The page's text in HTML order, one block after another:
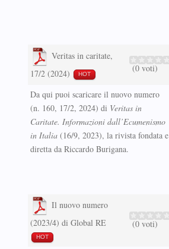
Veritas in caritate,
17/2 (2024)
HOT
(0 voti)
Da qui puoi scaricare il nuovo numero
(n. 160, 17/2, 2024) di Veritas in
Caritate. Informazioni dall’Ecumenismo
in Italia(16/9, 2023), la rivista fondata e
diretta da Riccardo Burigana.
Il nuovo numero
(2023/4) di Global RE
HOT
(0 voti)